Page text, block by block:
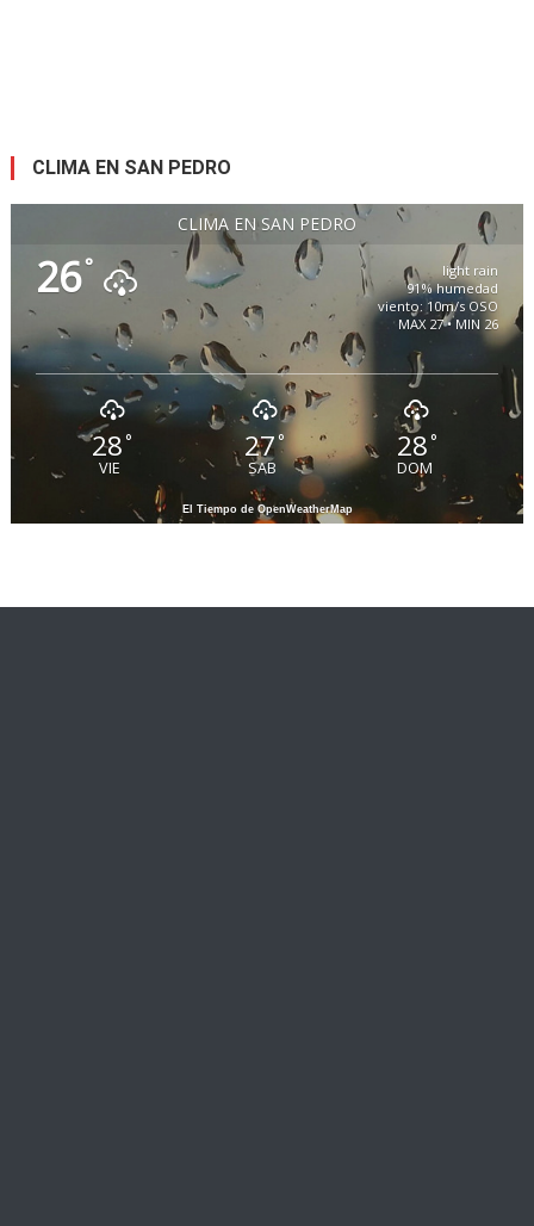
CLIMA EN SAN PEDRO
CLIMA EN SAN PEDRO
26°
light rain
91% humedad
viento: 10m/s OSO
MAX 27 • MIN 26
28°
VIE
27 °
SAB
28°
DOM
El Tiempo de OpenWeatherMap